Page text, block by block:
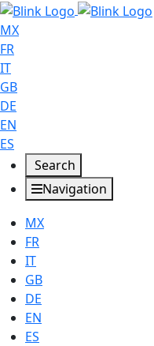
MX
FR
IT
GB
DE
EN
ES
Search
Navigation
MX
FR
IT
GB
DE
EN
ES